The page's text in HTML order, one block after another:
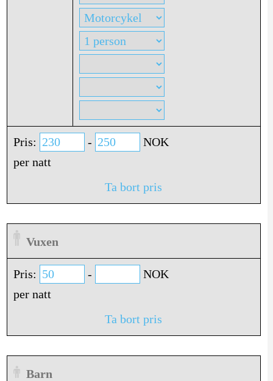
Pris: -
NOK
per natt
Ta bort pris
Vuxen
Pris: -
NOK
per natt
Ta bort pris
Barn